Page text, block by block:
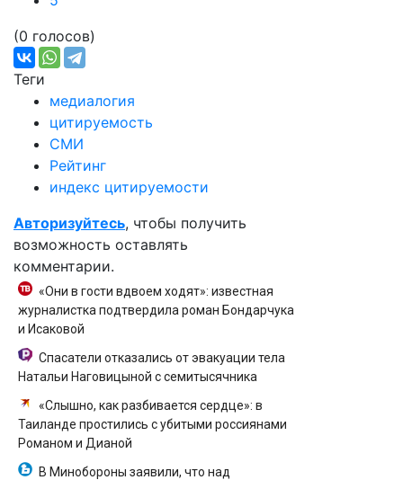
(0 голосов)
Теги
медиалогия
цитируемость
СМИ
Рейтинг
индекс цитируемости
Авторизуйтесь, чтобы получить
возможность оставлять
комментарии.
«Они в гости вдвоем ходят»: известная
журналистка подтвердила роман Бондарчука
и Исаковой
Спасатели отказались от эвакуации тела
Натальи Наговицыной с семитысячника
«Слышно, как разбивается сердце»: в
Таиланде простились с убитыми россиянами
Романом и Дианой
В Минобороны заявили, что над